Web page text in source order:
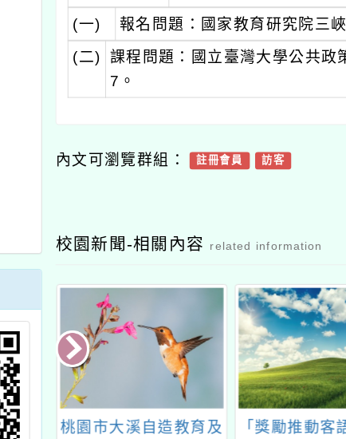
(一) 報名問題：國家教育研究院三
(二) 課程問題：國立臺灣大學公共
7。
內文可瀏覽群組： 註冊會員 訪客
校園新聞-相關內容 related information
育及 桃園市大溪自造教育及 「獎勵推動客